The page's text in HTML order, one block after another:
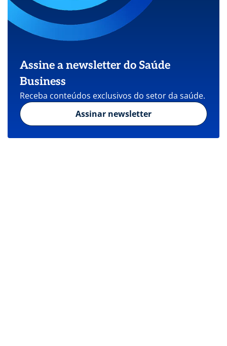
Assine a newsletter do Saúde
Business
Receba conteúdos exclusivos do setor da saúde.
Assinar newsletter